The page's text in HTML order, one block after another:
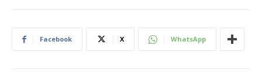
Facebook X WhatsApp